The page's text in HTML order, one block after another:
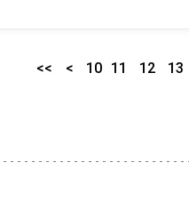
<< < 10 11 12 13